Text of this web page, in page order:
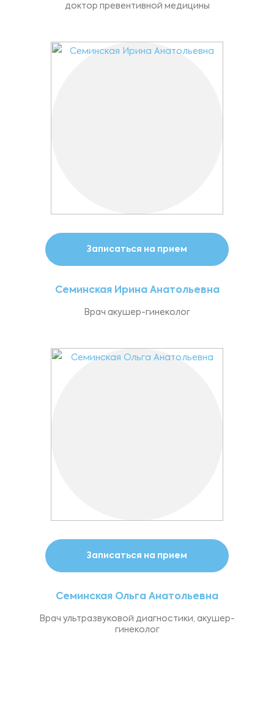
доктор превентивной медицины
Записаться на прием
Семинская Ирина Анатольевна
Врач акушер-гинеколог
Записаться на прием
Семинская Ольга Анатольевна
Врач ультразвуковой диагностики, акушер-
гинеколог